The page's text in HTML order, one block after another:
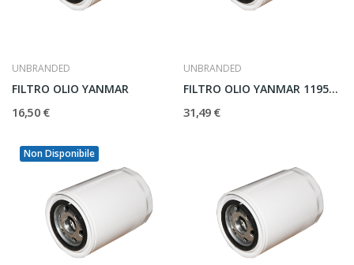
UNBRANDED
FILTRO OLIO YANMAR
16,50 €
UNBRANDED
FILTRO OLIO YANMAR 119593-35400
31,49 €
Non Disponibile